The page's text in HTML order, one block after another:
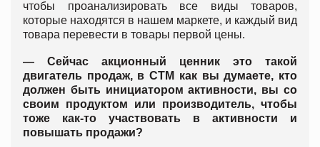
чтобы проанализировать все виды товаров,
которые находятся в нашем маркете, и каждый вид
товара перевести в товары первой цены.
— Сейчас акционный ценник это такой
двигатель продаж, в СТМ как вы думаете, кто
должен быть инициатором активности, вы со
своим продуктом или производитель, чтобы
тоже как-то участвовать в активности и
повышать продажи?